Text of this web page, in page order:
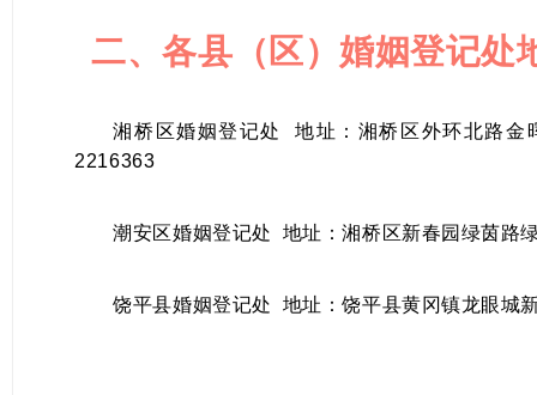
二、各县（区）婚姻登记处
湘桥区婚姻登记处 地址：湘桥区外环北路
2216363
潮安区婚姻登记处 地址：湘桥区新春园绿茵路
饶平县婚姻登记处 地址：饶平县黄冈镇龙眼城